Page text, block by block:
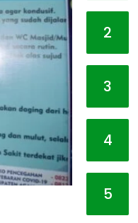
2
3
4
5